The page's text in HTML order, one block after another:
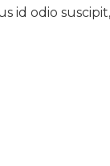
id odio